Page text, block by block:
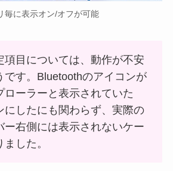
毎に表示オン/オフが可能
項目については、動作が不安
です。Bluetoothのアイコンが
ローラーと表示されていた
にしたにも関わらず、実際の
ー右側には表示されないケー
した。